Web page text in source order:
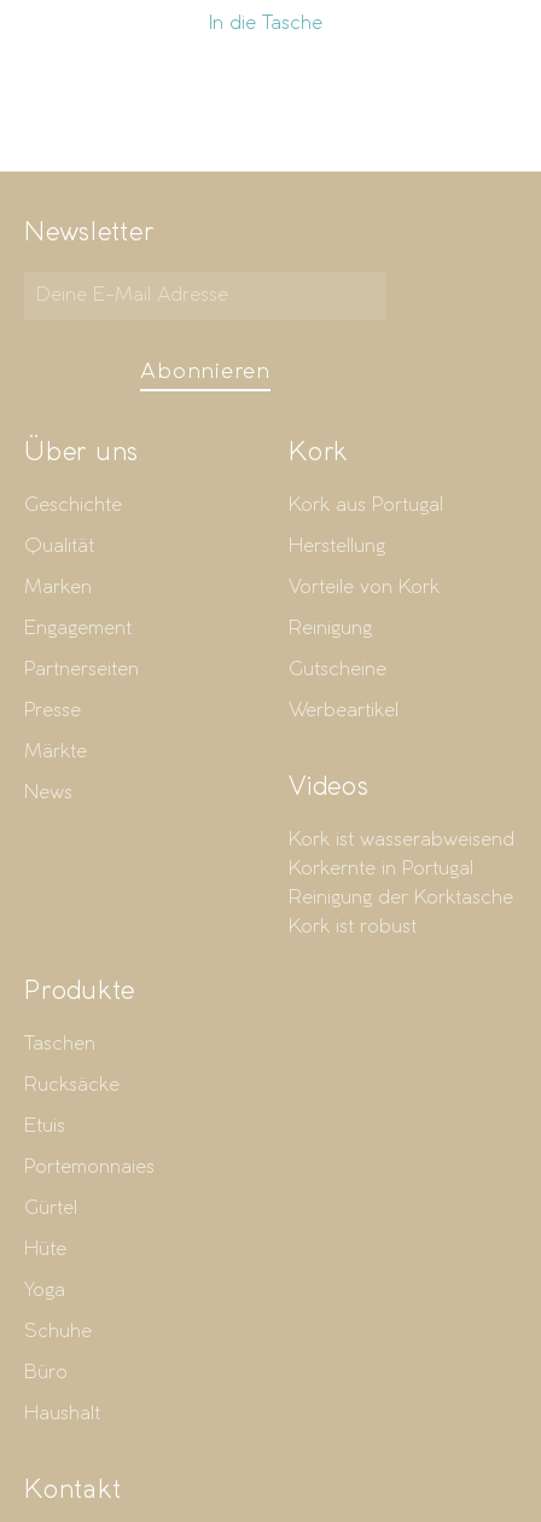
In die Tasche
Newsletter
Abonnieren
Über uns
Geschichte
Qualität
Marken
Engagement
Partnerseiten
Presse
Märkte
News
Kork
Kork aus Portugal
Herstellung
Vorteile von Kork
Reinigung
Gutscheine
Werbeartikel
Videos
Kork ist wasserabweisend
Korkernte in Portugal
Reinigung der Korktasche
Kork ist robust
Produkte
Taschen
Rucksäcke
Etuis
Portemonnaies
Gürtel
Hüte
Yoga
Schuhe
Büro
Haushalt
Kontakt